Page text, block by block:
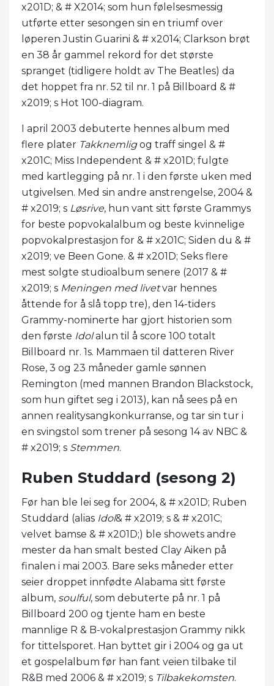
x201D; & # X2014; som hun følelsesmessig
utførte etter sesongen sin en triumf over
løperen Justin Guarini & # x2014; Clarkson brøt
en 38 år gammel rekord for det største
spranget (tidligere holdt av The Beatles) da
det hoppet fra nr. 52 til nr. 1 på Billboard & #
x2019; s Hot 100-diagram.
I april 2003 debuterte hennes album med
flere plater Takknemligog traff singel & #
x201C; Miss Independent & # x201D; fulgte
med kartlegging på nr. 1 i den første uken med
utgivelsen. Med sin andre anstrengelse, 2004 &
# x2019; s Løsrive, hun vant sitt første Grammys
for beste popvokalalbum og beste kvinnelige
popvokalprestasjon for & # x201C; Siden du & #
x2019; ve Been Gone. & # x201D; Seks flere
mest solgte studioalbum senere (2017 & #
x2019; s Meningen med livetvar hennes
åttende for å slå topp tre), den 14-tiders
Grammy-nominerte har gjort historien som
den første Idolalun til å score 100 totalt
Billboard nr. 1s. Mammaen til datteren River
Rose, 3 og 23 måneder gamle sønnen
Remington (med mannen Brandon Blackstock,
som hun giftet seg i 2013), kan nå sees på en
annen realitysangkonkurranse, og tar sin tur i
en svingstol som trener på sesong 14 av NBC &
# x2019; s Stemmen.
Ruben Studdard (sesong 2)
Før han ble lei seg for 2004, & # x201D; Ruben
Studdard (alias Idol& # x2019; s & # x201C;
velvet bamse & # x201D;) ble showets andre
mester da han smalt bested Clay Aiken på
finalen i mai 2003. Bare seks måneder etter
seier droppet innfødte Alabama sitt første
album, soulful, som debuterte på nr. 1 på
Billboard 200 og tjente ham en beste
mannlige R & B-vokalprestasjon Grammy nikk
for tittelsporet. Han byttet gir i 2004 og ga ut
et gospelalbum før han fant veien tilbake til
R&B med 2006 & # x2019; s Tilbakekomsten.